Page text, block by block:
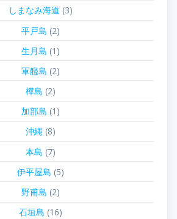
しまなみ海道 (3)
平戸島 (2)
生月島 (1)
軍艦島 (2)
樺島 (2)
加部島 (1)
沖縄(8)
本島 (7)
伊平屋島 (5)
野甫島 (2)
石垣島 (16)